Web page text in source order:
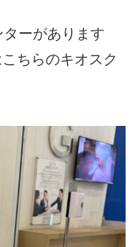
ターがあります
ちらのキオスク